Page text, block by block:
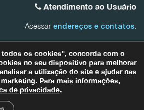
Atendimento ao Usuário
Acessar endereços e contatos.
0800.031.1607
do Rio São Francisco0800.031.1608
relacionadas a dados pessoais entre em
de Proteção de Dados (DPO) por meio
os cookies", concorda com o
no seu dispositivo para melhorar
a utilização do site e ajudar nas
Para mais informações,
de privacidade.